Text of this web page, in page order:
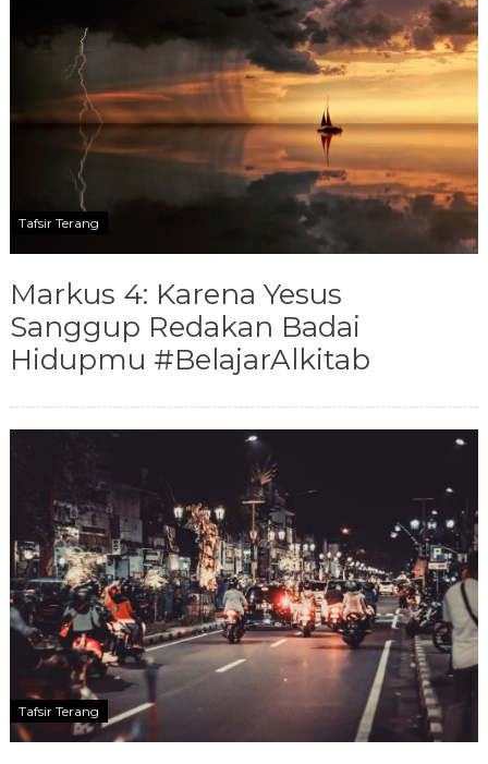
Tafsir Terang
Markus 4: Karena Yesus
Sanggup Redakan Badai
Hidupmu #BelajarAlkitab
Tafsir Terang